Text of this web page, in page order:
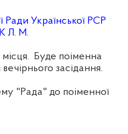
Ради Української РСР
Л. М.
Буде поіменна
засідання.
"Рада" до поіменної